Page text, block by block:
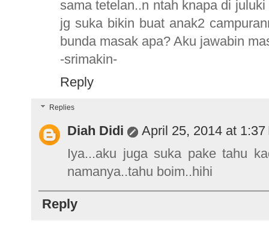
sama tetelan..n ntah knapa di
jg suka bikin buat anak2
bunda masak apa? Aku jawabin
-srimakin-
Reply
Replies
Diah Didi
April 25, 2014 at 1:37
Iya...aku juga suka pake tahu
namanya..tahu boim..hihi
Reply